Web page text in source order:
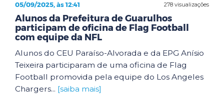
278 visualizações
05/09/2025, às 12:41
Alunos da Prefeitura de Guarulhos
participam de oficina de Flag Football
com equipe da NFL
Alunos do CEU Paraíso-Alvorada e da EPG Anísio
Teixeira participaram de uma oficina de Flag
Football promovida pela equipe do Los Angeles
Chargers... [saiba mais]